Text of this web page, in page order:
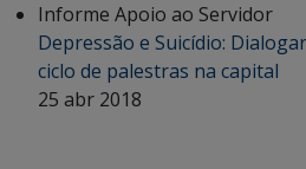
Informe Apoio ao Servidor
Depressão e Suicídio:
ciclo de palestras na capital
25 abr 2018